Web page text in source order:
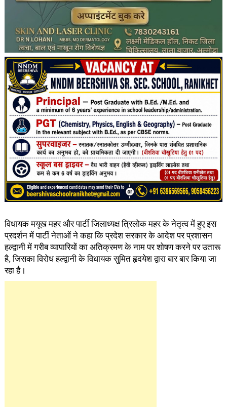
विधायक मयूख महर और पार्टी जिलाध्यक्ष त्रिलोक महर के नेतृत्व में हुए इस
प्रदर्शन में पार्टी नेताओं ने कहा कि प्रदेश सरकार के आदेश पर प्रशासन
हल्द्वानी में गरीब व्यापारियों का अतिक्रमण के नाम पर शोषण करने पर उतारू
है, जिसका विरोध हल्द्वानी के विधायक सुमित हृदयेश द्वारा बार बार किया जा
रहा है।